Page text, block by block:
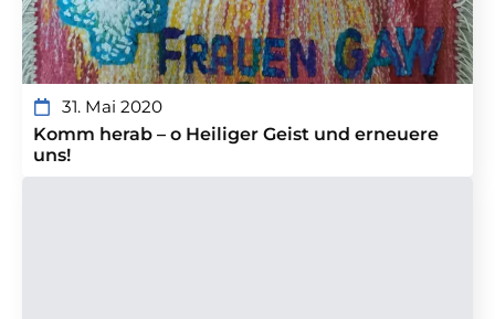
31. Mai 2020
Komm herab – o Heiliger Geist und erneuere
uns!